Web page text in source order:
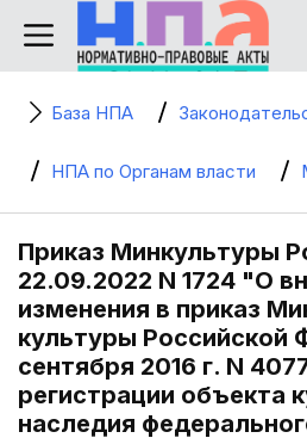
База НПА
НПА по Органам власти
Приказ Минкультуры
22.09.2022 N 1724 "О
изменения в приказ
культуры Российской
сентября 2016 г. N
регистрации объекта
наследия